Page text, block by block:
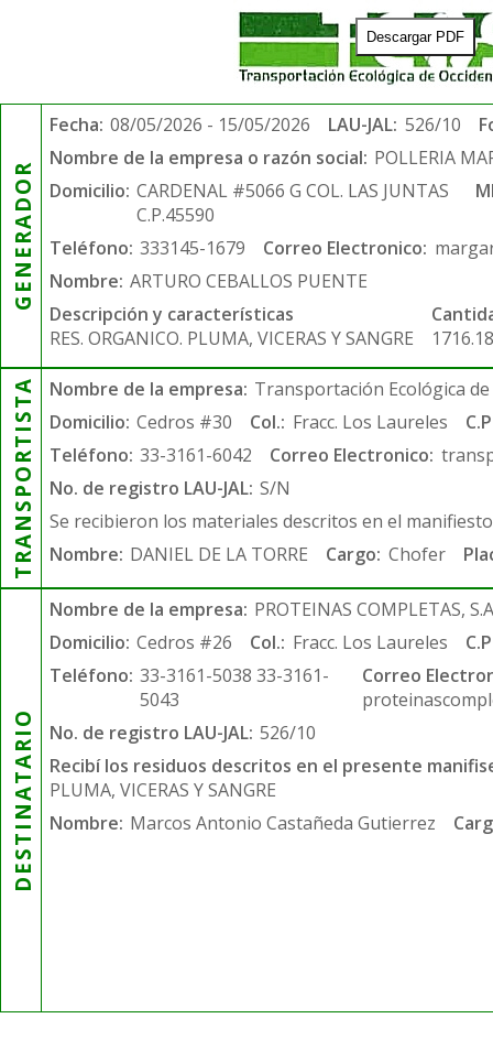
Descargar PDF
GENERADOR
Fecha: 08/05/2026 - 15/05/2026 LAU-JAL: 526/10
Nombre de la empresa o razón social: POLLERIA
Domicilio: CARDENAL #5066 G COL. LAS JUNTAS
C.P.45590
Teléfono: 333145-1679 Correo Electronico:
Nombre: ARTURO CEBALLOS PUENTE
Descripción y características
RES. ORGANICO. PLUMA, VICERAS Y SANGRE
1716.18
TRANSPORTISTA Nombre de la empresa: Transportación Ecológica de
Domicilio: Cedros #30 Col.: Fracc. Los Laureles
Teléfono: 33-3161-6042 Correo Electronico:
No. de registro LAU-JAL: S/N
Se recibieron los materiales descritos en el
Nombre: DANIEL DE LA TORRE Cargo: Chofer
DESTINATARIO
Nombre de la empresa: PROTEINAS COMPLETAS,
Domicilio: Cedros #26 Col.: Fracc. Los Laureles
Teléfono: 33-3161-5038 33-3161-
5043
Correo
No. de registro LAU-JAL: 526/10
Recibí los residuos descritos en el presente
PLUMA, VICERAS Y SANGRE
Nombre: Marcos Antonio Castañeda Gutierrez